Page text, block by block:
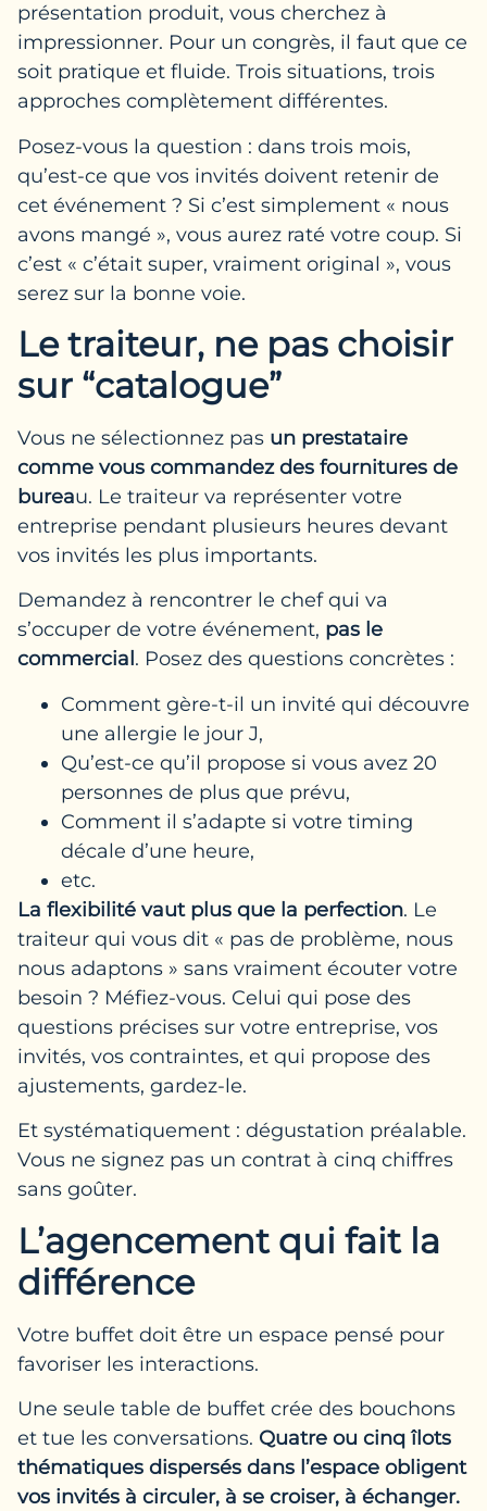
présentation produit, vous cherchez à
impressionner. Pour un congrès, il faut que ce
soit pratique et fluide. Trois situations, trois
approches complètement différentes.
Posez-vous la question : dans trois mois,
qu’est-ce que vos invités doivent retenir de
cet événement ? Si c’est simplement « nous
avons mangé », vous aurez raté votre coup. Si
c’est « c’était super, vraiment original », vous
serez sur la bonne voie.
Le traiteur, ne pas choisir
sur “catalogue”
Vous ne sélectionnez pas un prestataire
comme vous commandez des fournitures de
bureau. Le traiteur va représenter votre
entreprise pendant plusieurs heures devant
vos invités les plus importants.
Demandez à rencontrer le chef qui va
s’occuper de votre événement, pas le
commercial . Posez des questions concrètes :
Comment gère-t-il un invité qui découvre
une allergie le jour J,
Qu’est-ce qu’il propose si vous avez 20
personnes de plus que prévu,
Comment il s’adapte si votre timing
décale d’une heure,
etc.
La flexibilité vaut plus que la perfection. Le
traiteur qui vous dit « pas de problème, nous
nous adaptons » sans vraiment écouter votre
besoin ? Méfiez-vous. Celui qui pose des
questions précises sur votre entreprise, vos
invités, vos contraintes, et qui propose des
ajustements, gardez-le.
Et systématiquement : dégustation préalable.
Vous ne signez pas un contrat à cinq chiffres
sans goûter.
L’agencement qui fait la
différence
Votre buffet doit être un espace pensé pour
favoriser les interactions.
Une seule table de buffet crée des bouchons
et tue les conversations. Quatre ou cinq îlots
thématiques dispersés dans l’espace obligent
vos invités à circuler, à se croiser, à échanger.